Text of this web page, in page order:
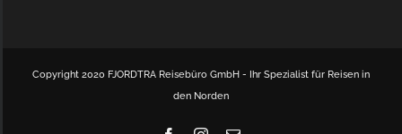
Copyright 2020 FJORDTRA Reisebüro GmbH - Ihr Spezialist für Reisen in
den Norden